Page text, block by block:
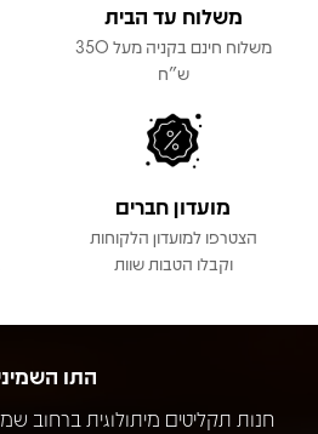
משלוח עד הבית
משלוח חינם בקניה מעל 350
ש"ח
מועדון חברים
הצטרפו למועדון הלקוחות
וקבלו הטבות שוות
התו